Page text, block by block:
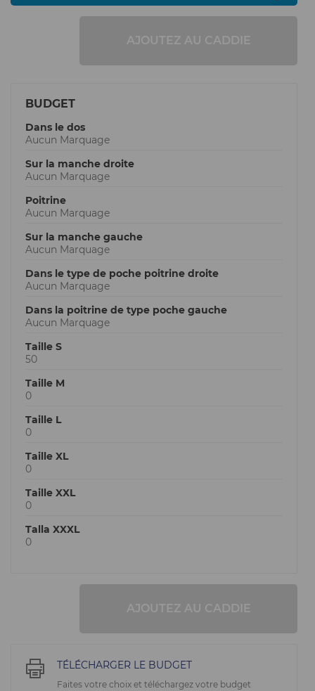
AJOUTEZ AU CADDIE
BUDGET
Dans le dos
Aucun Marquage
Sur la manche droite
Aucun Marquage
Poitrine
Aucun Marquage
Sur la manche gauche
Aucun Marquage
Dans le type de poche poitrine droite
Aucun Marquage
Dans la poitrine de type poche gauche
Aucun Marquage
Taille S
50
Taille M
0
Taille L
0
Taille XL
0
Taille XXL
0
Talla XXXL
0
AJOUTEZ AU CADDIE
TÉLÉCHARGER LE BUDGET
Faites votre choix et téléchargez votre budget